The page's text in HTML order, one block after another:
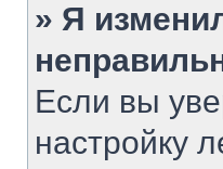
» Я
Если вы
настройку